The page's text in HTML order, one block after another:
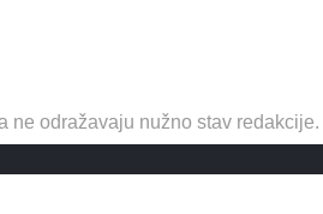
ne odražavaju nužno stav redakcije.